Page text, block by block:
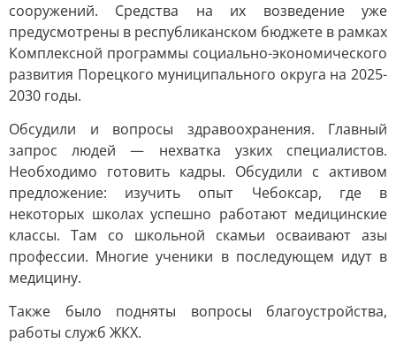
сооружений. Средства на их возведение уже
предусмотрены в республиканском бюджете в рамках
Комплексной программы социально-экономического
развития Порецкого муниципального округа на 2025-
2030 годы.
Обсудили и вопросы здравоохранения. Главный
запрос людей — нехватка узких специалистов.
Необходимо готовить кадры. Обсудили с активом
предложение: изучить опыт Чебоксар, где в
некоторых школах успешно работают медицинские
классы. Там со школьной скамьи осваивают азы
профессии. Многие ученики в последующем идут в
медицину.
Также было подняты вопросы благоустройства,
работы служб ЖКХ.